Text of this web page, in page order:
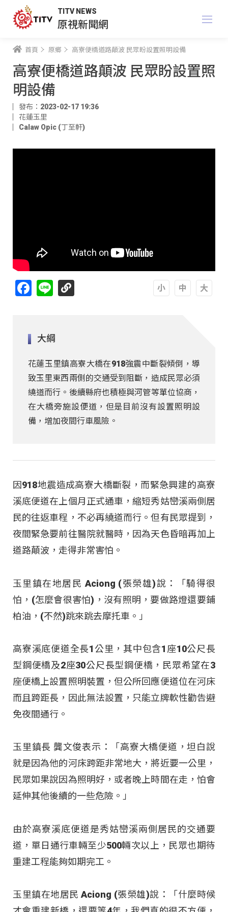
TITV NEWS
原視新聞網
首頁 原鄉 高寮便橋道路顛波 民眾盼設置照明設備
高寮便橋道路顛波 民眾盼設置照
明設備
發布：2023-02-17 19:36
花蓮玉里
Calaw Opic (丁至軒)
Facebook
Line
大綱
花蓮玉里鎮高寮大橋在918強震中斷裂傾倒，導
致玉里東西兩側的交通受到阻斷，造成民眾必須
繞道而行。後續縣府也積極與河管等單位協商，
在大橋旁施設便道，但是目前沒有設置照明設
備，增加夜間行車風險。
因918地震造成高寮大橋斷裂，而緊急興建的高寮
溪底便道在上個月正式通車，縮短秀姑巒溪兩側居
民的往返車程，不必再繞道而行。但有民眾提到，
夜間緊急要前往醫院就醫時，因為天色昏暗再加上
道路顛波，走得非常害怕。
玉里鎮在地居民 Aciong (張榮雄)說：「騎得很
怕，(怎麼會很害怕)，沒有照明，要做路燈還要鋪
柏油，(不然)跳來跳去摩托車。」
高寮溪底便道全長1公里，其中包含1座10公尺長
型鋼便橋及2座30公尺長型鋼便橋，民眾希望在3
座便橋上設置照明裝置，但公所回應便道位在河床
而且跨距長，因此無法設置，只能立牌軟性勸告避
免夜間通行。
玉里鎮長 龔文俊表示：「高寮大橋便道，坦白說
就是因為他的河床跨距非常地大，將近要一公里，
民眾如果說因為照明好，或者晚上時間在走，怕會
延伸其他後續的一些危險。」
由於高寮溪底便道是秀姑巒溪兩側居民的交通要
道，單日通行車輛至少500輛次以上，民眾也期待
重建工程能夠如期完工。
玉里鎮在地居民 Aciong (張榮雄)說：「什麼時候